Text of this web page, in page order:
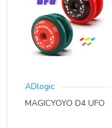
ADlogic
MAGICYOYO D4 UFO